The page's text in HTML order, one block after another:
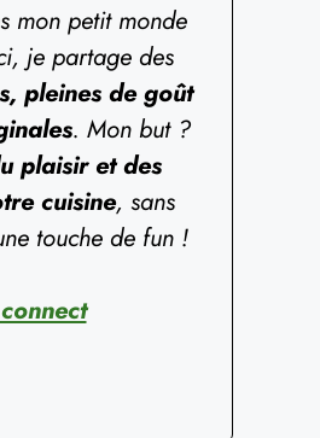
mon petit monde
je partage des
pleines de goût
. Mon but ?
plaisir et des
cuisine, sans
touche de fun !